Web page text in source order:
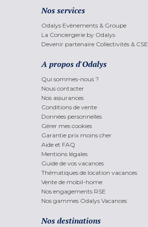
Nos services
Odalys Evènements & Groupe
La Conciergerie by Odalys
Devenir partenaire Collectivités & CSE
A propos d'Odalys
Qui sommes-nous ?
Nous contacter
Nos assurances
Conditions de vente
Données personnelles
Gérer mes cookies
Garantie prix moins cher
Aide et FAQ
Mentions légales
Guide de vos vacances
Thématiques de location vacances
Vente de mobil-home
Nos engagements RSE
Nos gammes Odalys Vacances
Nos destinations